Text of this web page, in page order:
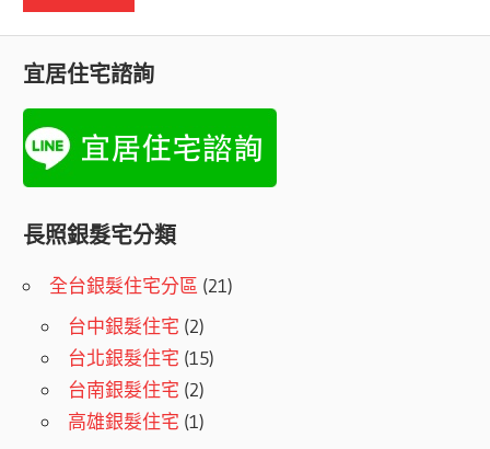
宜居住宅諮詢
長照銀髮宅分類
全台銀髮住宅分區 (21)
台中銀髮住宅 (2)
台北銀髮住宅 (15)
台南銀髮住宅 (2)
高雄銀髮住宅 (1)